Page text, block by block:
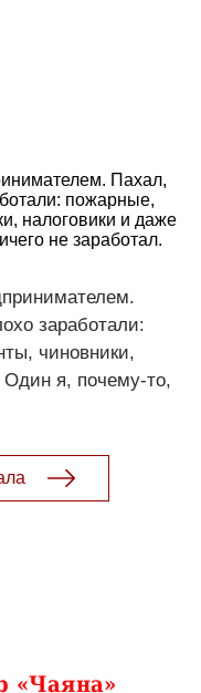
Пахал,
пожарные,
налоговики и даже
не заработал.
заработали:
чиновники,
Один я, почему-то,
«Чаяна»